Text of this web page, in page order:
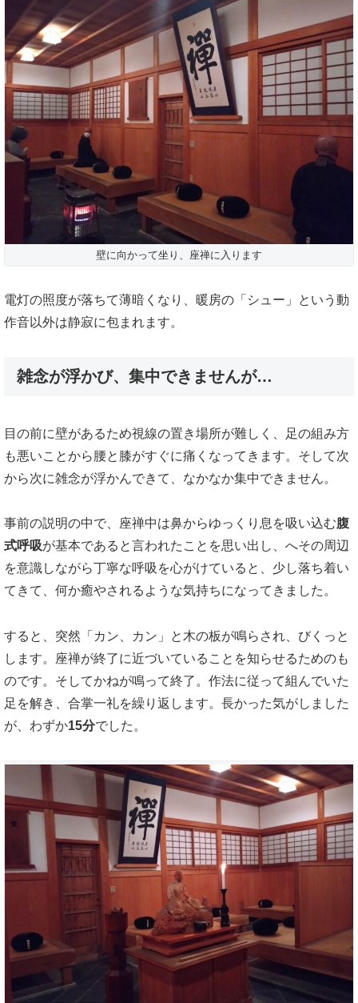
壁に向かって坐り、座禅に入ります
電灯の照度が落ちて薄暗くなり、暖房の「シュー」という動
作音以外は静寂に包まれます。
雑念が浮かび、集中できませんが…
目の前に壁があるため視線の置き場所が難しく、足の組み方
も悪いことから腰と膝がすぐに痛くなってきます。そして次
から次に雑念が浮かんできて、なかなか集中できません。
事前の説明の中で、座禅中は鼻からゆっくり息を吸い込む腹
式呼吸が基本であると言われたことを思い出し、へその周辺
を意識しながら丁寧な呼吸を心がけていると、少し落ち着い
てきて、何か癒やされるような気持ちになってきました。
すると、突然「カン、カン」と木の板が鳴らされ、びくっと
します。座禅が終了に近づいていることを知らせるためのも
のです。そしてかねが鳴って終了。作法に従って組んでいた
足を解き、合掌一礼を繰り返します。長かった気がしました
が、わずか15分でした。